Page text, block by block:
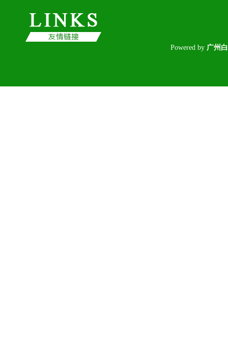
Poweredby 广州